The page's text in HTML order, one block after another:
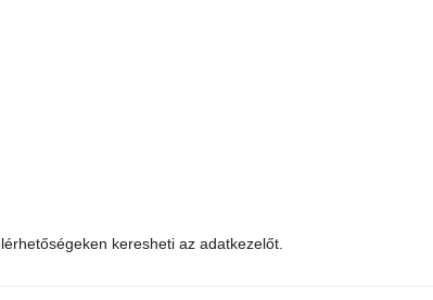
keresheti az adatkezelőt.